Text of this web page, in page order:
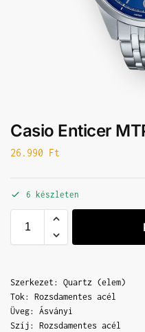
Casio Enticer
26.990 Ft
6 készleten
Szerkezet: Quartz (elem)
Tok: Rozsdamentes acél
Üveg: Ásványi
Szíj: Rozsdamentes acél